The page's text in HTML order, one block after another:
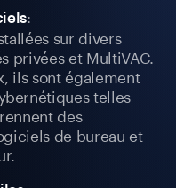
:
sur divers
privées et MultiVAC.
ils sont également
telles
des
de bureau et